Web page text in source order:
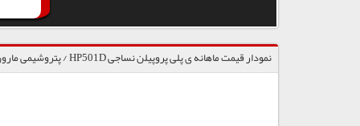
نمودار قیمت ماهانه ی پلی پروپیلن نساجی HP501D / پتروشیمی مارون